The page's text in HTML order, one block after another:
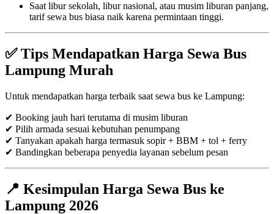
Saat libur sekolah, libur nasional, atau musim liburan panjang,
tarif sewa bus biasa naik karena permintaan tinggi.
✅Tips Mendapatkan Harga Sewa Bus
Lampung Murah
Untuk mendapatkan harga terbaik saat sewa bus ke Lampung:
✔ Booking jauh hari terutama di musim liburan
✔ Pilih armada sesuai kebutuhan penumpang
✔ Tanyakan apakah harga termasuk sopir + BBM + tol + ferry
✔ Bandingkan beberapa penyedia layanan sebelum pesan
📍 Kesimpulan Harga Sewa Bus ke
Lampung 2026